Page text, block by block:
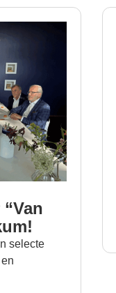
selecte